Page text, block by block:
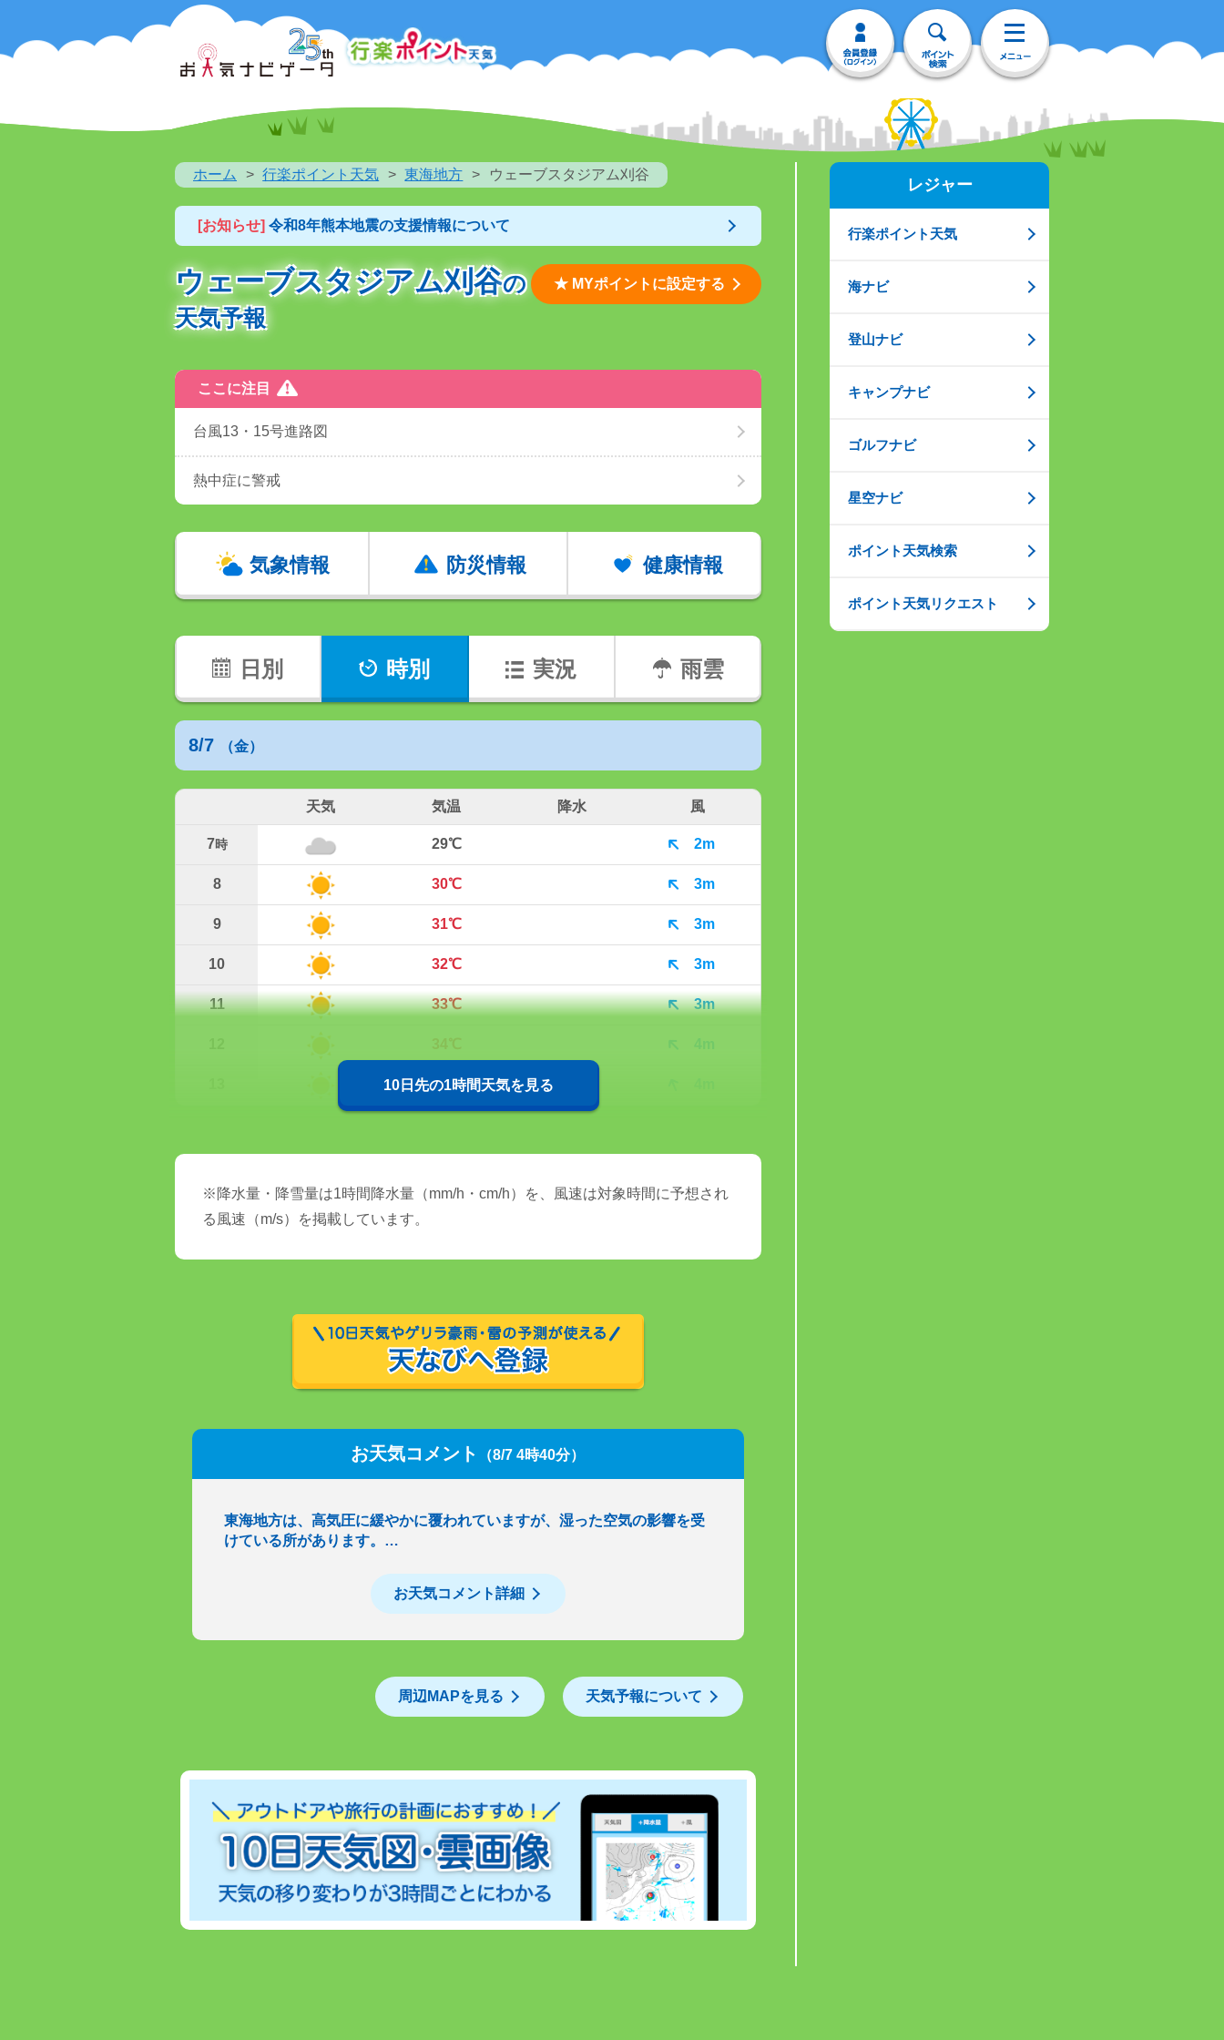
ホーム 行楽ポイント天気 東海地方 ウェーブスタジアム刈谷
[お知らせ] 令和8年熊本地震の支援情報について
ウェーブスタジアム刈谷の
天気予報
★ MYポイントに設定する
ここに注目
台風13・15号進路図
熱中症に警戒
気象情報 防災情報 健康情報
日別 時別 実況 雨雲
8/7 （金）
天気 気温 降水 風
7時 29℃ 2m
8 30℃ 3m
9 31℃ 3m
10 32℃ 3m
11 33℃ 3m
4m
34℃
10日先の1時間天気を見る
※降水量・降雪量は1時間降水量（mm/h・cm/h）を、風速は対象時間に予想され
る風速（m/s）を掲載しています。
お天気コメント （8/7 4時40分）
東海地方は、高気圧に緩やかに覆われていますが、湿った空気の影響を受
けている所があります。…
お天気コメント詳細
周辺MAPを見る 天気予報について
レジャー
行楽ポイント天気
海ナビ
登山ナビ
キャンプナビ
ゴルフナビ
星空ナビ
ポイント天気検索
ポイント天気リクエスト